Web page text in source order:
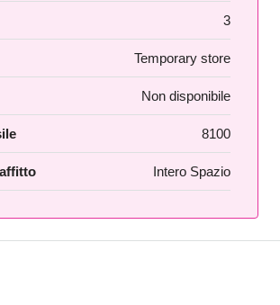
3
Temporary store
Non disponibile
8100
Intero Spazio